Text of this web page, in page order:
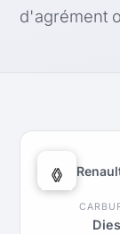
d'agrément